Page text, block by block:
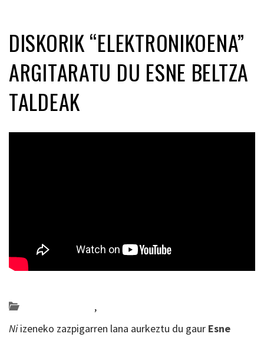
DISKORIK “ELEKTRONIKOENA”
ARGITARATU DU ESNE BELTZA
TALDEAK
,
Niizeneko zazpigarren lana aurkeztu du gaur Esne